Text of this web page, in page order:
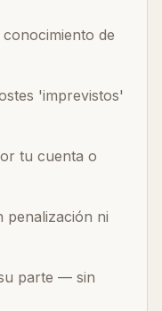
de
'imprevistos'
tu cuenta o
penalización ni
parte — sin